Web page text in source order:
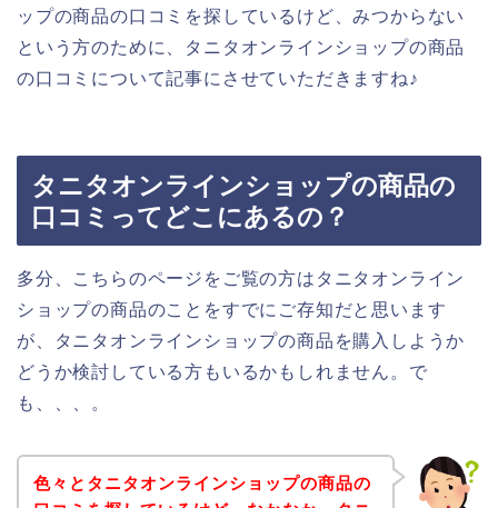
ップの商品の口コミを探しているけど、みつからない
という方のために、タニタオンラインショップの商品
の口コミについて記事にさせていただきますね♪
タニタオンラインショップの商品の
口コミってどこにあるの？
多分、こちらのページをご覧の方はタニタオンライン
ショップの商品のことをすでにご存知だと思います
が、タニタオンラインショップの商品を購入しようか
どうか検討している方もいるかもしれません。で
も、、、。
色々とタニタオンラインショップの商品の